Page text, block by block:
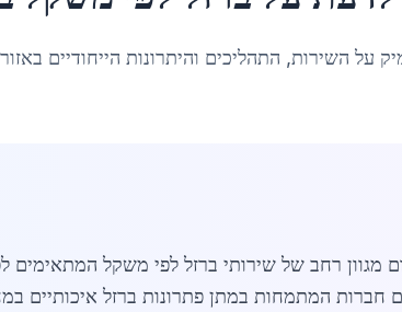
על השירות, התהליכים והיתרונות הייחודיים
רחב של שירותי ברזל לפי משקל המתאימים